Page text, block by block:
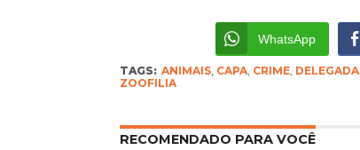
WhatsApp
TAGS: ANIMAIS, CAPA, CRIME, DELEGADA,
ZOOFILIA
RECOMENDADO PARA VOCÊ